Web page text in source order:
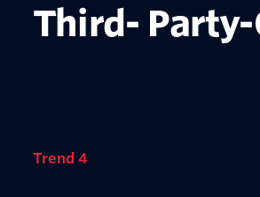
Third-
Trend 4